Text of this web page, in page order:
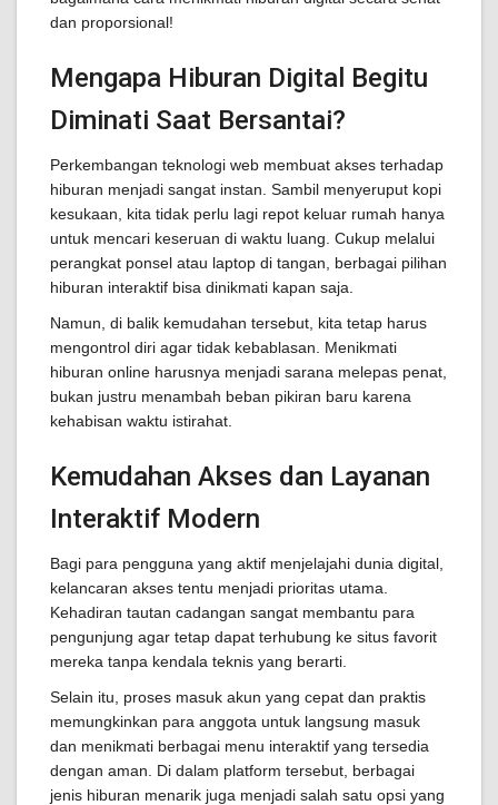
dan proporsional!
Mengapa Hiburan Digital Begitu
Diminati Saat Bersantai?
Perkembangan teknologi web membuat akses terhadap
hiburan menjadi sangat instan. Sambil menyeruput kopi
kesukaan, kita tidak perlu lagi repot keluar rumah hanya
untuk mencari keseruan di waktu luang. Cukup melalui
perangkat ponsel atau laptop di tangan, berbagai pilihan
hiburan interaktif bisa dinikmati kapan saja.
Namun, di balik kemudahan tersebut, kita tetap harus
mengontrol diri agar tidak kebablasan. Menikmati
hiburan online harusnya menjadi sarana melepas penat,
bukan justru menambah beban pikiran baru karena
kehabisan waktu istirahat.
Kemudahan Akses dan Layanan
Interaktif Modern
Bagi para pengguna yang aktif menjelajahi dunia digital,
kelancaran akses tentu menjadi prioritas utama.
Kehadiran tautan cadangan sangat membantu para
pengunjung agar tetap dapat terhubung ke situs favorit
mereka tanpa kendala teknis yang berarti.
Selain itu, proses masuk akun yang cepat dan praktis
memungkinkan para anggota untuk langsung masuk
dan menikmati berbagai menu interaktif yang tersedia
dengan aman. Di dalam platform tersebut, berbagai
jenis hiburan menarik juga menjadi salah satu opsi yang